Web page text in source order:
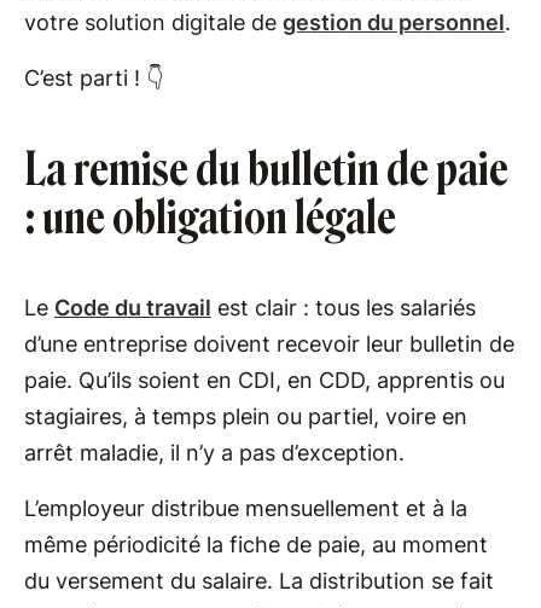
votre solution digitale de gestion du personnel.
C’est parti ! 👇
La remise du bulletin de paie
: une obligation légale
Le Code du travail est clair : tous les salariés
d’une entreprise doivent recevoir leur bulletin de
paie. Qu’ils soient en CDI, en CDD, apprentis ou
stagiaires, à temps plein ou partiel, voire en
arrêt maladie, il n’y a pas d’exception.
L’employeur distribue mensuellement et à la
même périodicité la fiche de paie, au moment
du versement du salaire. La distribution se fait